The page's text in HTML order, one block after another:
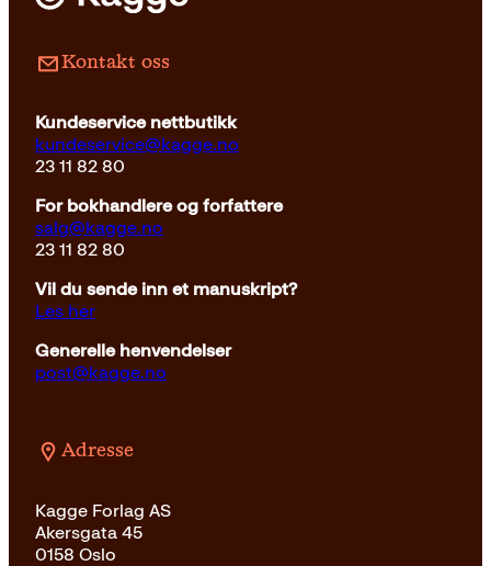
Kontakt oss
Kundeservice nettbutikk
kundeservice@kagge.no
23 11 82 80
For bokhandlere og forfattere
salg@kagge.no
23 11 82 80
Vil du sende inn et manuskript?
Les her
Generelle henvendelser
post@kagge.no
Adresse
Kagge Forlag AS
Akersgata 45
0158 Oslo